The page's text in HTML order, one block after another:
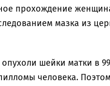
прохождение
мазка из
шейки матки в
человека.